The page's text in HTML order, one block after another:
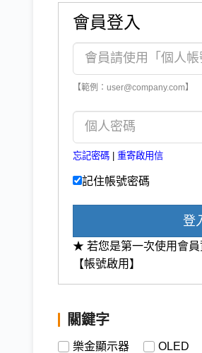
會員登入
【範例：user@company.com】
忘記密碼 重寄啟用信
記住帳號密碼
登
★ 若您是第一次使用會
【帳號啟用】
關鍵字
樂金顯示器 OLED